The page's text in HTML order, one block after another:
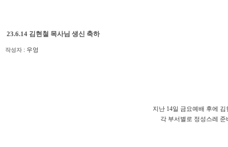
23.6.14 김현철 목사님 생신 축하
작성자 : 우엉
지난 14일 금요예배 후에
각 부서별로 정성스레